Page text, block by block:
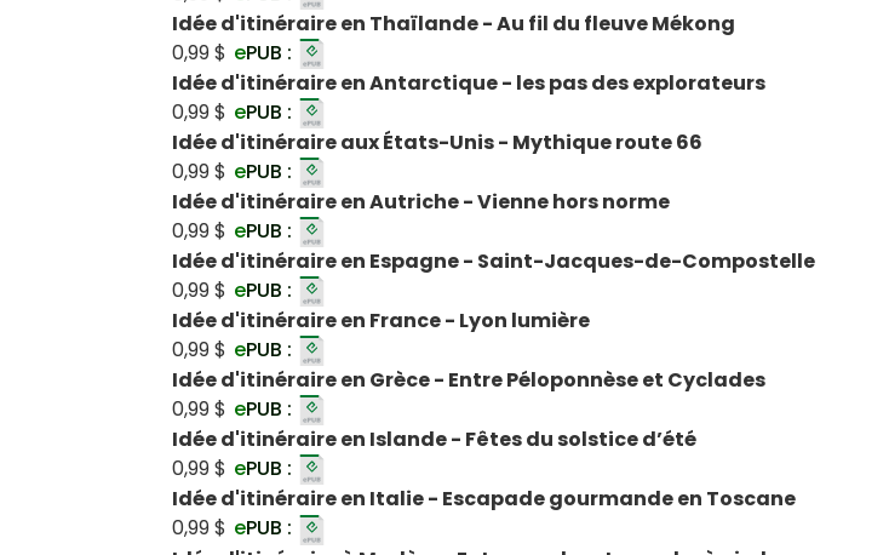
Idée d'itinéraire en Thaïlande - Au fil du fleuve Mékong
0,99 $ ePUB :
Idée d'itinéraire en Antarctique - les pas des explorateurs
0,99 $ ePUB :
Idée d'itinéraire aux États-Unis - Mythique route 66
0,99 $ ePUB :
Idée d'itinéraire en Autriche - Vienne hors norme
0,99 $ ePUB :
Idée d'itinéraire en Espagne - Saint-Jacques-de-Compostelle
0,99 $ ePUB :
Idée d'itinéraire en France - Lyon lumière
0,99 $ ePUB :
Idée d'itinéraire en Grèce - Entre Péloponnèse et Cyclades
0,99 $ ePUB :
Idée d'itinéraire en Islande - Fêtes du solstice d’été
0,99 $ ePUB :
Idée d'itinéraire en Italie - Escapade gourmande en Toscane
0,99 $ ePUB :